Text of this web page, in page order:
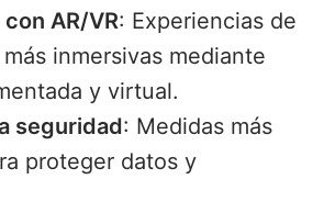
AR/VR: Experiencias de
inmersivas mediante
y virtual.
seguridad: Medidas más
proteger datos y